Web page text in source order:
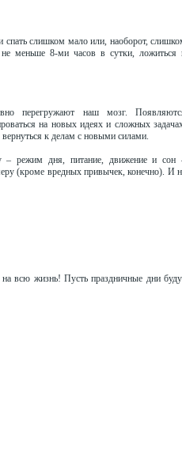
слишком мало или, наоборот,
не меньше 8-ми часов в сутки, ложиться
перегружают наш мозг.
на новых идеях и сложных
к делам с новыми силами.
– режим дня, питание, движение и сон
(кроме вредных привычек, конечно). И
всю жизнь! Пусть праздничные дни